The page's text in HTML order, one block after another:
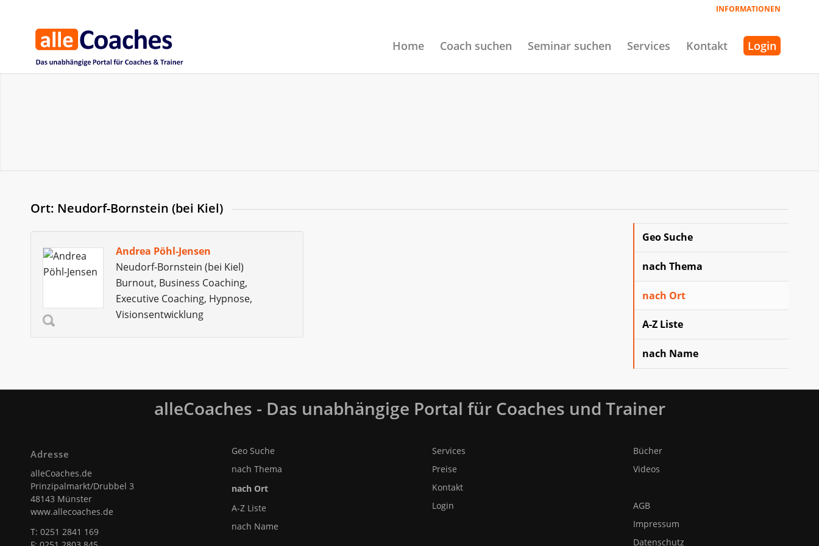
INFORMATIONEN
Home Coach suchen Seminar suchen Services Kontakt Login
Ort: Neudorf-Bornstein (bei Kiel)
Andrea Pöhl-Jensen
Neudorf-Bornstein (bei Kiel)
Burnout, Business Coaching,
Executive Coaching, Hypnose,
Visionsentwicklung
Geo Suche
nach Thema
nach Ort
A-Z Liste
nach Name
alleCoaches - Das unabhängige Portal für Coaches und Trainer
Adresse
alleCoaches.de
Prinzipalmarkt/Drubbel 3
48143 Münster
www.allecoaches.de
T: 0251 2841 169
Geo Suche
nach Thema
nach Ort
A-Z Liste
nach Name
Services
Preise
Kontakt
Login
Bücher
Videos
AGB
Impressum
Datenschutz